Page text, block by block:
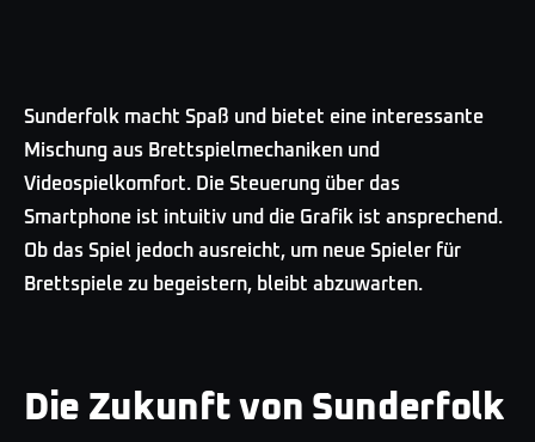
Sunderfolk macht Spaß und bietet eine interessante
Mischung aus Brettspielmechaniken und
Videospielkomfort. Die Steuerung über das
Smartphone ist intuitiv und die Grafik ist ansprechend.
Ob das Spiel jedoch ausreicht, um neue Spieler für
Brettspiele zu begeistern, bleibt abzuwarten.
Die Zukunft von Sunderfolk